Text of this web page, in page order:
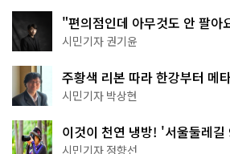
"편의점인데 아무것도 안 팔아
한 편의점의 정체
시민기자 권기윤
주황색 리본 따라 한강부터 메
서울둘레길 15코스
시민기자 박상현
이것이 천연 냉방! '서울둘레
나볼까
시민기자 정향선